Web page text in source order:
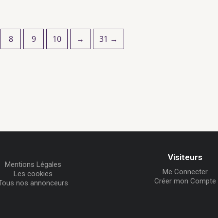
8 9 10 → 31 →
Mentions Légales
Les cookies
nos annonceurs
Visiteurs
Me Connecter
Créer mon Compte